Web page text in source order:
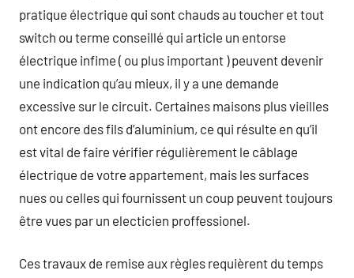
pratique électrique qui sont chauds au toucher et tout
switch ou terme conseillé qui article un entorse
électrique infime ( ou plus important ) peuvent devenir
une indication qu’au mieux, il y a une demande
excessive sur le circuit. Certaines maisons plus vieilles
ont encore des fils d’aluminium, ce qui résulte en qu’il
est vital de faire vérifier régulièrement le câblage
électrique de votre appartement, mais les surfaces
nues ou celles qui fournissent un coup peuvent toujours
être vues par un electicien proffessionel.
Ces travaux de remise aux règles requièrent du temps